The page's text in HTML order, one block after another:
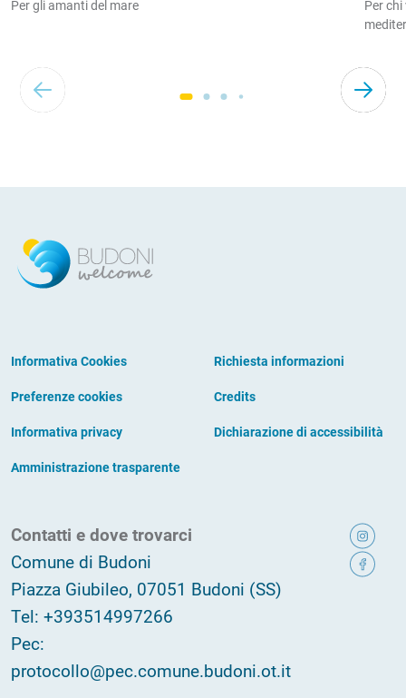
Per gli amanti del mare
Per
Informativa Cookies
Preferenze cookies
Informativa privacy
Amministrazione trasparente
Richiesta informazioni
Credits
Dichiarazione di accessibilità
Contatti e dove trovarci
Comune di Budoni
Piazza Giubileo, 07051 Budoni (SS)
Tel: +393514997266
Pec:
protocollo@pec.comune.budoni.ot.it